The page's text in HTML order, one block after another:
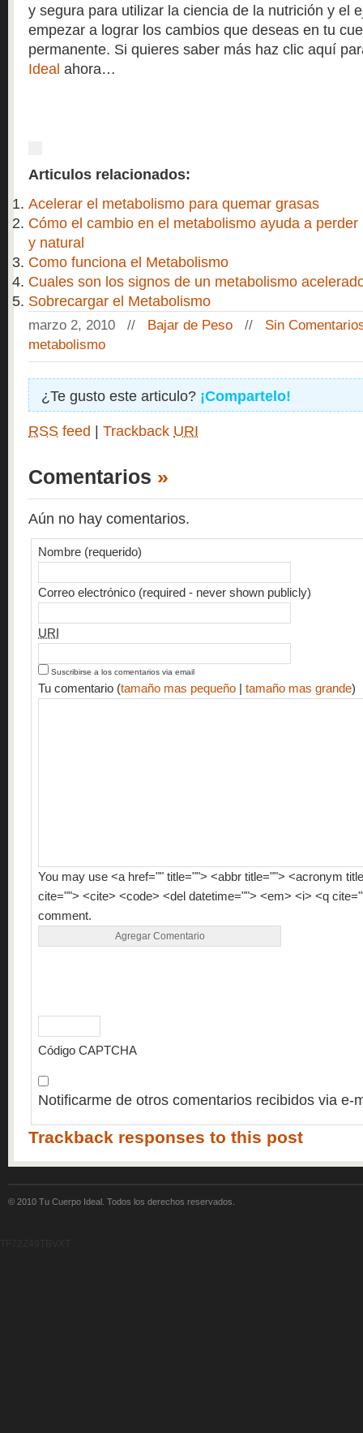
y segura para utilizar la ciencia de la nutrición y el
empezar a lograr los cambios que deseas en tu
permanente. Si quieres saber más haz clic aquí
Ideal ahora…
Articulos relacionados:
Acelerar el metabolismo para quemar grasas
Cómo el cambio en el metabolismo ayuda a
y natural
Como funciona el Metabolismo
Cuales son los signos de un metabolismo
Sobrecargar el Metabolismo
marzo 2, 2010 // Bajar de Peso // Sin
metabolismo
¿Te gusto este articulo? ¡Compartelo!
RSS feed | Trackback URI
Comentarios »
Aún no hay comentarios.
Nombre (requerido)
Correo electrónico (required - never shown publicly)
URI
Suscribirse a los comentarios via email
Tu comentario (tamaño mas pequeño | tamaño mas grande)
You may use <a href="" title=""> <abbr title=""> <acronym
cite=""> <cite> <code> <del datetime=""> <em> <i> <q
comment.
Código CAPTCHA
Notificarme de otros comentarios recibidos via e-
Trackback responses to this post
© 2010 Tu Cuerpo Ideal. Todos los derechos reservados.